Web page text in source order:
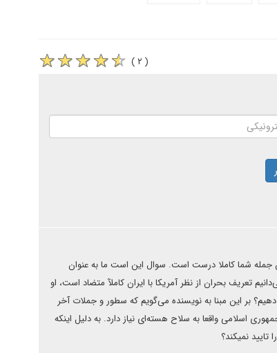
( ۲ )
جمله شما کاملا درست است. سوال این است ما به عنوان
تعریف بحران از نظر آمریکا با ایران کاملآ متضاد است، او
دهیم؟ بر این مبنا به نویسنده می‌گویم که سطور و جملات آخر
اسلامی واقعا به سلاح هسته‌ای نیاز دارد. به دلیل اینکه
نمیکند؟